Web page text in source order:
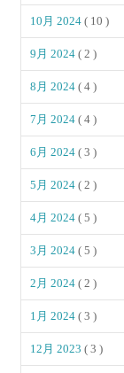
10月 2024( 10 )
9月 2024( 2 )
8月 2024( 4 )
7月 2024( 4 )
6月 2024( 3 )
5月 2024( 2 )
4月 2024( 5 )
3月 2024( 5 )
2月 2024( 2 )
1月 2024( 3 )
12月 2023( 3 )